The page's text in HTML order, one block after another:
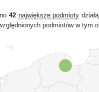
42 największe podmioty
podmiotów w tym